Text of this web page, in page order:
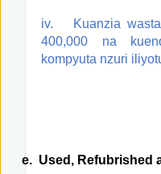
iv.
Kuanzia
400,000 na
kompyuta nzuri
e. Used, Refubrished